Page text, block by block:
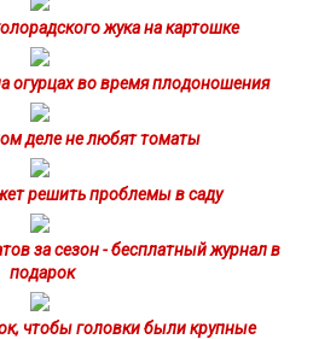
жука на картошке
огурцах во время плодоношения
деле не любят томаты
решить проблемы в саду
за сезон - бесплатный журнал в
подарок
чтобы головки были крупные